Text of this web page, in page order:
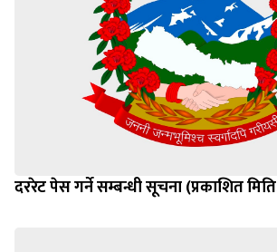
दररेट पेस गर्ने सम्बन्धी सूचना (प्रकाशित